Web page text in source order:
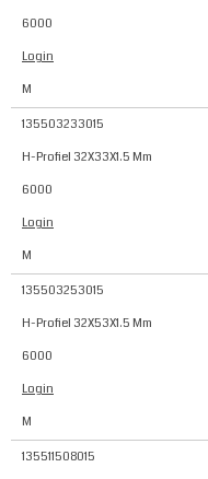
6000
Login
M
135503233015
H-Profiel 32X33X1.5 Mm
6000
Login
M
135503253015
H-Profiel 32X53X1.5 Mm
6000
Login
M
135511508015